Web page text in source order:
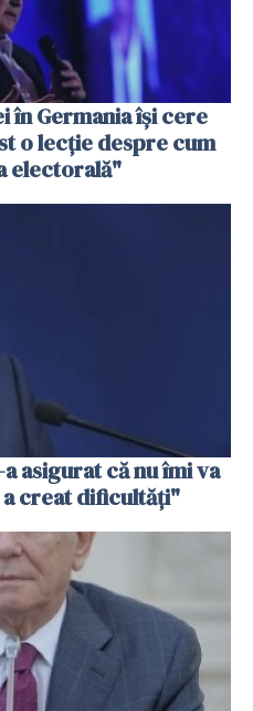
în Germania îşi cere
o lecţie despre cum
electorală"
asigurat că nu îmi va
a creat dificultăţi"